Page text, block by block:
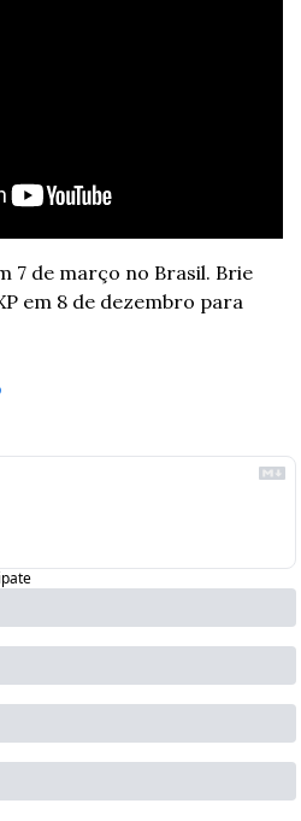
7 de março no Brasil. Brie
em 8 de dezembro para